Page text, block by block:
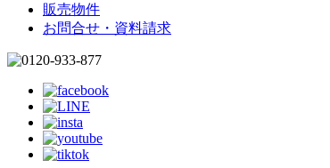
販売物件
お問合せ・資料請求